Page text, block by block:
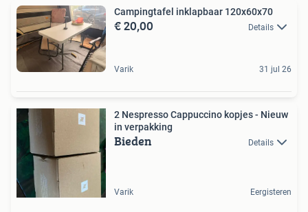
Campingtafel inklapbaar 120x60x70
€ 20,00 Details
Varik 31 jul 26
2 Nespresso Cappuccino kopjes - Nieuw
in verpakking
Bieden Details
Varik Eergisteren